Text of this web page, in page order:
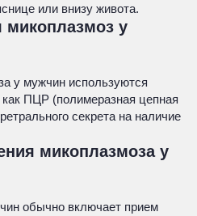
или внизу живота.
микоплазмоз у
у мужчин используются
ПЦР (полимеразная цепная
секрета на наличие
микоплазмоза у
обычно включает прием